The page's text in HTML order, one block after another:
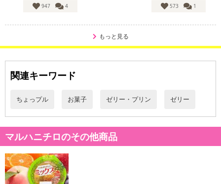
947
4
573
1
もっと見る
関連キーワード
ちょっプル お菓子 ゼリー・プリン ゼリー
マルハニチロのその他商品